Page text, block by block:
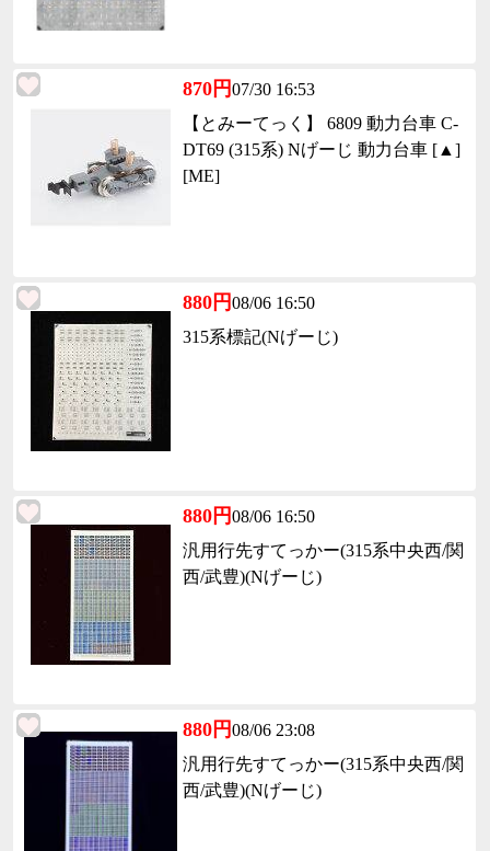
870円07/30 16:53
【とみーてっく】 6809 動力台車 C-
DT69 (315系) Nげーじ 動力台車 [▲]
[ME]
880円08/06 16:50
315系標記(Nげーじ)
880円08/06 16:50
汎用行先すてっかー(315系中央西/関
西/武豊)(Nげーじ)
880円08/06 23:08
汎用行先すてっかー(315系中央西/関
西/武豊)(Nげーじ)